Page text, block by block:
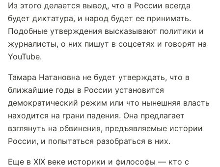
Из этого делается вывод, что в России всегда
будет диктатура, и народ будет ее принимать.
Подобные утверждения высказывают политики и
журналисты, о них пишут в соцсетях и говорят на
YouTube.
Тамара Натановна не будет утверждать, что в
ближайшие годы в России установится
демократический режим или что нынешняя власть
находится на грани падения. Она предлагает
взглянуть на обвинения, предъявляемые истории
России, и попытаться разобраться в них.
Еще в XIX веке историки и философы — кто с